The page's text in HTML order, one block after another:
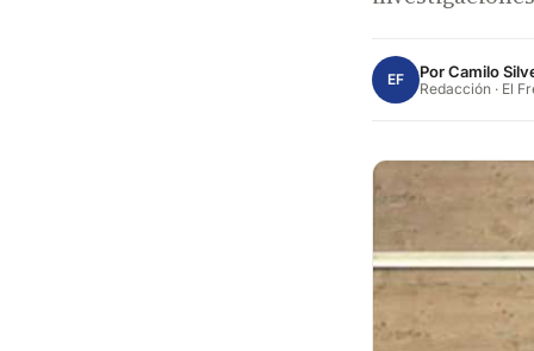
EF PorCamilo
Redacción · El